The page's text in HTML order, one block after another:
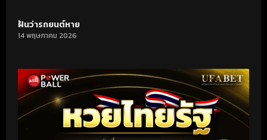
ฝันว่ารถยนต์หาย
14 พฤษภาคม 2026